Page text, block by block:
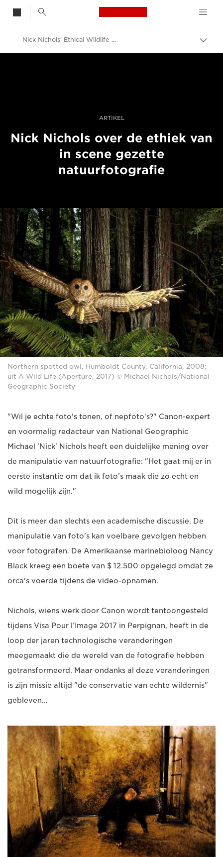
Canon Logo, back
in-/
Nick Nichols’ Ethical Wildlife Photography
ARTIKEL
Nick Nichols over de ethiek van
in scene gezette
natuurfotografie
Northern spotted owl, Humboldt County, California, 2008;
uit A Wild Life (Aperture, 2017) © Michael Nichols/National
Geographic Society
"Wil je echte foto's tonen, of nepfoto's?" Canon-expert
en voormalig redacteur van National Geographic
Michael 'Nick' Nichols heeft een duidelijke mening over
de manipulatie van natuurfotografie: "Het gaat mij er in
eerste instantie om dat ik foto's maak die zo echt en
wild mogelijk zijn."
Dit is meer dan slechts een academische discussie. De
manipulatie van foto's kan voelbare gevolgen hebben
voor fotografen. De Amerikaanse marinebioloog Nancy
Black kreeg een boete van $ 12.500 opgelegd omdat ze
orca's voerde tijdens de video-opnamen.
Nichols, wiens werk door Canon wordt tentoongesteld
tijdens Visa Pour l’Image 2017 in Perpignan, heeft in de
loop der jaren technologische veranderingen
meegemaakt die de wereld van de fotografie hebben
getransformeerd. Maar ondanks al deze veranderingen
is zijn missie altijd "de conservatie van echte wildernis"
gebleven...